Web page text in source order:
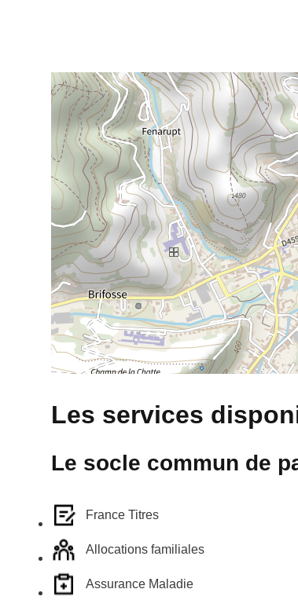
Les services
Le socle commun de
France Titres
Allocations familiales
Assurance Maladie